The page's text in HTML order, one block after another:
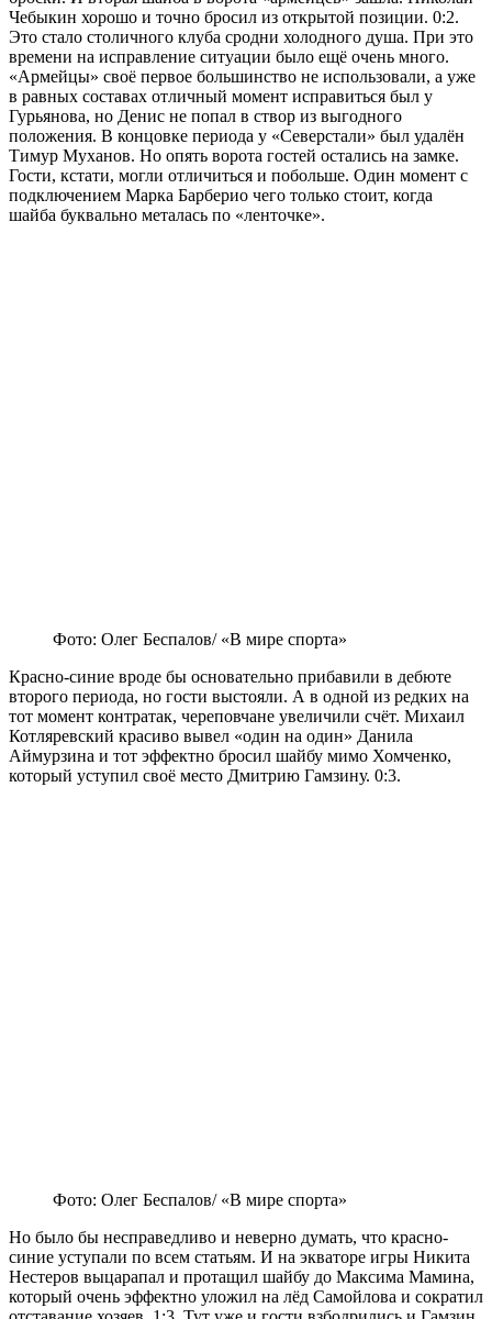
Чебыкин хорошо и точно бросил из открытой позиции. 0:2.
Это стало столичного клуба сродни холодного душа. При это
времени на исправление ситуации было ещё очень много.
«Армейцы» своё первое большинство не использовали, а уже
в равных составах отличный момент исправиться был у
Гурьянова, но Денис не попал в створ из выгодного
положения. В концовке периода у «Северстали» был удалён
Тимур Муханов. Но опять ворота гостей остались на замке.
Гости, кстати, могли отличиться и побольше. Один момент с
подключением Марка Барберио чего только стоит, когда
шайба буквально металась по «ленточке».
Фото: Олег Беспалов/ «В мире спорта»
Красно-синие вроде бы основательно прибавили в дебюте
второго периода, но гости выстояли. А в одной из редких на
тот момент контратак, череповчане увеличили счёт. Михаил
Котляревский красиво вывел «один на один» Данила
Аймурзина и тот эффектно бросил шайбу мимо Хомченко,
который уступил своё место Дмитрию Гамзину. 0:3.
Фото: Олег Беспалов/ «В мире спорта»
Но было бы несправедливо и неверно думать, что красно-
синие уступали по всем статьям. И на экваторе игры Никита
Нестеров выцарапал и протащил шайбу до Максима Мамина,
который очень эффектно уложил на лёд Самойлова и сократил